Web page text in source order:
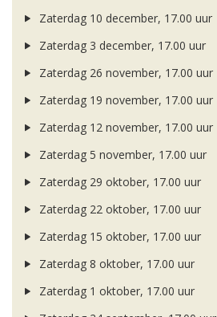
Zaterdag 10 december, 17.00 uur
Zaterdag 3 december, 17.00 uur
Zaterdag 26 november, 17.00 uur
Zaterdag 19 november, 17.00 uur
Zaterdag 12 november, 17.00 uur
Zaterdag 5 november, 17.00 uur
Zaterdag 29 oktober, 17.00 uur
Zaterdag 22 oktober, 17.00 uur
Zaterdag 15 oktober, 17.00 uur
Zaterdag 8 oktober, 17.00 uur
Zaterdag 1 oktober, 17.00 uur